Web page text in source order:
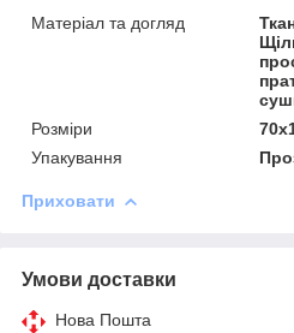
Матеріал та догляд
Розміри
Упакування
Приховати
Умови доставки
Нова Пошта